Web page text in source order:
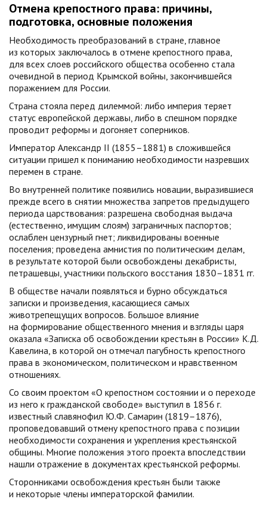
Отмена крепостного права: причины,
подготовка, основные положения
Необходимость преобразований в стране, главное
из которых заключалось в отмене крепостного права,
для всех слоев российского общества особенно стала
очевидной в период Крымской войны, закончившейся
поражением для России.
Страна стояла перед дилеммой: либо империя теряет
статус европейской державы, либо в спешном порядке
проводит реформы и догоняет соперников.
Император Александр II (1855–1881) в сложившейся
ситуации пришел к пониманию необходимости назревших
перемен в стране.
Во внутренней политике появились новации, выразившиеся
прежде всего в снятии множества запретов предыдущего
периода царствования: разрешена свободная выдача
(естественно, имущим слоям) заграничных паспортов;
ослаблен цензурный гнет; ликвидированы военные
поселения; проведена амнистия по политическим делам,
в результате которой были освобождены декабристы,
петрашевцы, участники польского восстания 1830–1831 гг.
В обществе начали появляться и бурно обсуждаться
записки и произведения, касающиеся самых
животрепещущих вопросов. Большое влияние
на формирование общественного мнения и взгляды царя
оказала «Записка об освобождении крестьян в России» К.Д.
Кавелина, в которой он отмечал пагубность крепостного
права в экономическом, политическом и нравственном
отношениях.
Со своим проектом «О крепостном состоянии и о переходе
из него к гражданской свободе» выступил в 1856 г.
известный славянофил Ю.Ф. Самарин (1819–1876),
проповедовавший отмену крепостного права с позиции
необходимости сохранения и укрепления крестьянской
общины. Многие положения этого проекта впоследствии
нашли отражение в документах крестьянской реформы.
Сторонниками освобождения крестьян были также
и некоторые члены императорской фамилии.